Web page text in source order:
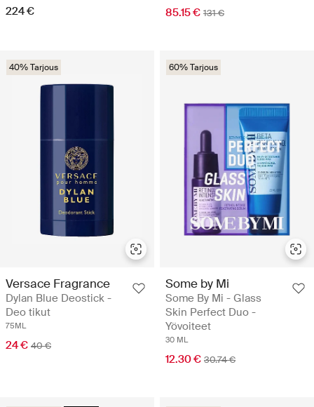
224 €
85.15 € 131 €
40% Tarjous
Versace Fragrance
Dylan Blue Deostick -
Deo tikut
75ML
24 € 40 €
60% Tarjous
Some by Mi
Some By Mi - Glass
Skin Perfect Duo -
Yövoiteet
30 ML
12.30 € 30.74 €